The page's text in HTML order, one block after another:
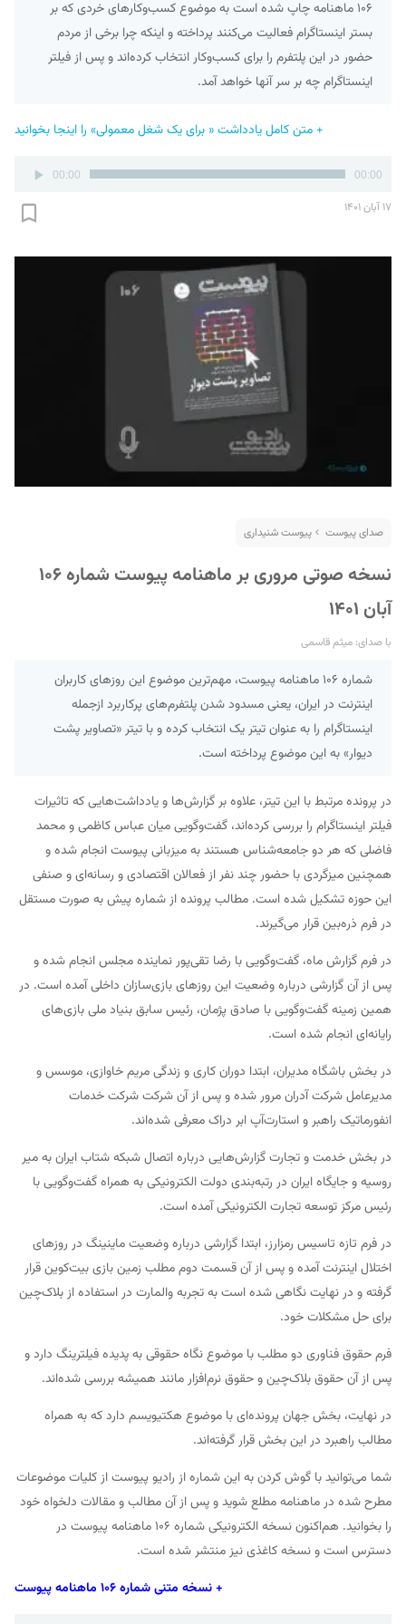
۱۰۶ ماهنامه چاپ شده است به موضوع کسب‌وکارهای خردی که بر
بستر اینستاگرام فعالیت می‌کنند پرداخته و اینکه چرا برخی از مردم
حضور در این پلتفرم را برای کسب‌وکار انتخاب کرده‌اند و پس از فیلتر
اینستاگرام چه بر سر آنها خواهد آمد.
+ متن کامل یادداشت « برای یک شغل معمولی» را اینجا بخوانید
پخش‌کننده
صوت
00:00 00:00
۱۷ آبان ۱۴۰۱
صدای پیوست پیوست شنیداری
نسخه صوتی مروری بر ماهنامه پیوست شماره ۱۰۶
آبان ۱۴۰۱
با صدای: میثم قاسمی
شماره ۱۰۶ ماهنامه پیوست، مهم‌ترین موضوع این روزهای کاربران
اینترنت در ایران، یعنی مسدود شدن پلتفرم‌های پرکاربرد ازجمله
اینستاگرام را به عنوان تیتر یک انتخاب کرده و با تیتر «تصاویر پشت
دیوار» به این موضوع پرداخته است.
در پرونده مرتبط با این تیتر، علاوه بر گزارش‌ها و یادداشت‌هایی که تاثیرات
فیلتر اینستاگرام را بررسی کرده‌اند، گفت‌وگویی میان عباس کاظمی و محمد
فاضلی که هر دو جامعه‌شناس هستند به میزبانی پیوست انجام شده و
همچنین میزگردی با حضور چند نفر از فعالان اقتصادی و رسانه‌ای و صنفی
این حوزه تشکیل شده است. مطالب پرونده از شماره پیش به صورت مستقل
در فرم ذره‌بین قرار می‌گیرند.
در فرم گزارش ماه، گفت‌وگویی با رضا تقی‌پور نماینده مجلس انجام شده و
پس از آن گزارشی درباره وضعیت این روزهای بازی‌سازان داخلی آمده است. در
همین زمینه گفت‌وگویی با صادق پژمان، رئیس سابق بنیاد ملی بازی‌های
رایانه‌ای انجام شده است.
در بخش باشگاه مدیران، ابتدا دوران کاری و زندگی مریم خاوازی، موسس و
مدیرعامل شرکت آدران مرور شده و پس از آن شرکت شرکت خدمات
انفورماتیک راهبر و استارت‌آپ ابر دراک معرفی شده‌اند.
در بخش خدمت و تجارت گزارش‌هایی درباره اتصال شبکه شتاب ایران به میر
روسیه و جایگاه ایران در رتبه‌بندی دولت الکترونیکی به همراه گفت‌وگویی با
رئیس مرکز توسعه تجارت الکترونیکی آمده است.
در فرم تازه تاسیس رمزارز، ابتدا گزارشی درباره وضعیت ماینینگ در روزهای
اختلال اینترنت آمده و پس از آن قسمت دوم مطلب زمین بازی بیت‌کوین قرار
گرفته و در نهایت نگاهی شده است به تجربه والمارت در استفاده از بلاک‌چین
برای حل مشکلات خود.
فرم حقوق فناوری دو مطلب با موضوع نگاه حقوقی به پدیده فیلترینگ دارد و
پس از آن حقوق بلاک‌چین و حقوق نرم‌افزار مانند همیشه بررسی شده‌اند.
در نهایت، بخش جهان پرونده‌ای با موضوع هکتیویسم دارد که به همراه
مطالب راهبرد در این بخش قرار گرفته‌اند.
شما می‌توانید با گوش کردن به این شماره از رادیو پیوست از کلیات موضوعات
مطرح شده در ماهنامه مطلع شوید و پس از آن مطالب و مقالات دلخواه خود
را بخوانید. هم‌اکنون نسخه الکترونیکی شماره ۱۰۶ ماهنامه پیوست در
دسترس است و نسخه کاغذی نیز منتشر شده است.
+ نسخه متنی شماره ۱۰۶ ماهنامه پیوست